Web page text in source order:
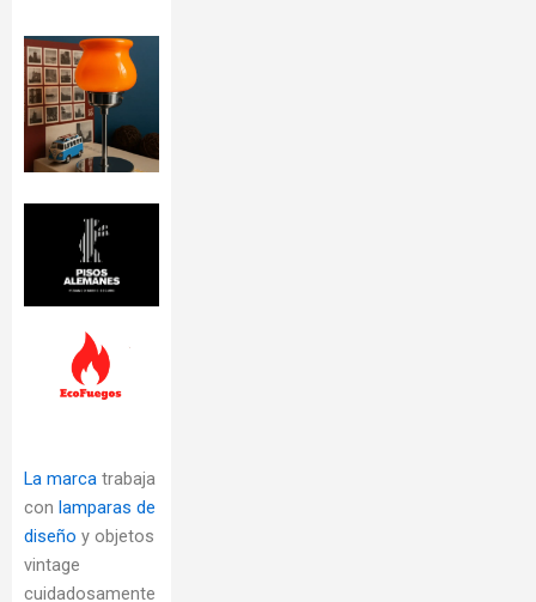
La marca trabaja
con lamparas de
diseño y objetos
vintage
cuidadosamente